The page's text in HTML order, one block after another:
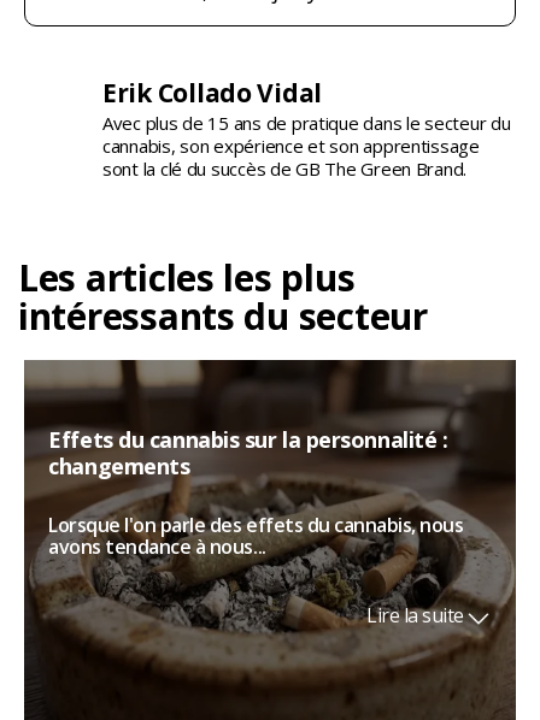
Erik Collado Vidal
Avec plus de 15 ans de pratique dans le secteur du
cannabis, son expérience et son apprentissage
sont la clé du succès de GB The Green Brand.
Les articles les plus
intéressants du secteur
Effets du cannabis sur la personnalité :
changements
Lorsque l'on parle des effets du cannabis, nous
avons tendance à nous...
Lire la suite